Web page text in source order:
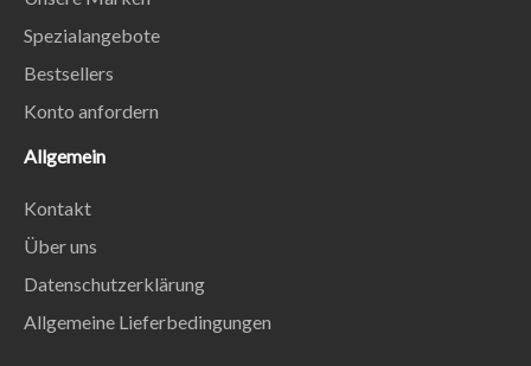
Spezialangebote
Bestsellers
Konto anfordern
Allgemein
Kontakt
Über uns
Datenschutzerklärung
Allgemeine Lieferbedingungen